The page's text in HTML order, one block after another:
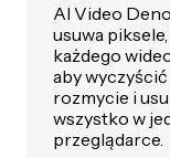
AI Video
usuwa
każdego
aby
rozmycie i
wszystko w
przeglądarce.